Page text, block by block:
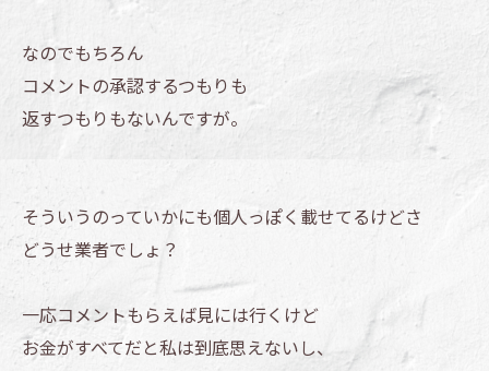
なのでもちろん
コメントの承認するつもりも
返すつもりもないんですが。
そういうのっていかにも個人っぽく載せてるけどさ
どうせ業者でしょ？
一応コメントもらえば見には行くけど
お金がすべてだと私は到底思えないし、